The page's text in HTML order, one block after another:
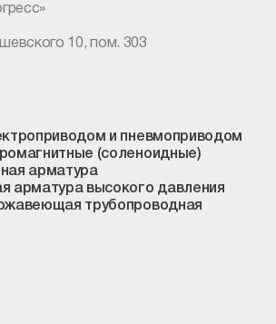
10, пом. 303
и пневмоприводом
(соленоидные)
арматура
арматура высокого давления
трубопроводная